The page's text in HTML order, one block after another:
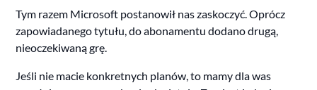
Tym razem Microsoft postanowił nas zaskoczyć. Oprócz
zapowiadanego tytułu, do abonamentu dodano drugą,
nieoczekiwaną grę.
Jeśli nie macie konkretnych planów, to mamy dla was